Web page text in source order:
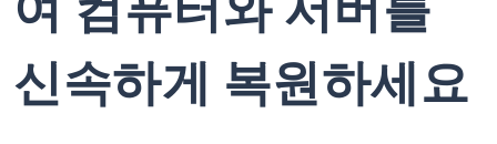
신속하게 복원하세요